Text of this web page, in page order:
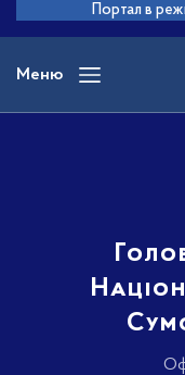
основного
вмісту
Портал в
Меню